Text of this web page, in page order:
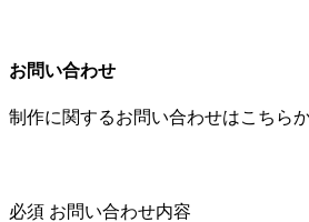
お問い合わせ
制作に関するお問い合わせはこちら
必須 お問い合わせ内容